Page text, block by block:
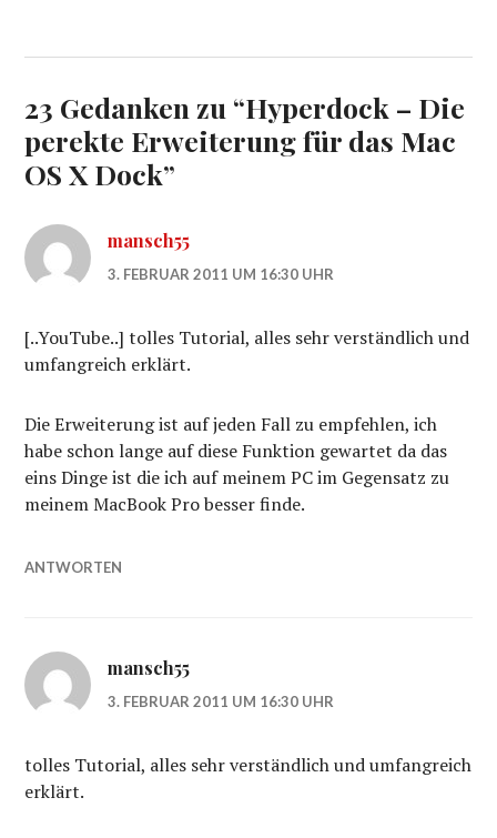
23 Gedanken zu “Hyperdock – Die
perekte Erweiterung für das Mac
OS X Dock”
mansch55
3. FEBRUAR 2011 UM 16:30 UHR
[..YouTube..] tolles Tutorial, alles sehr verständlich und
umfangreich erklärt.
Die Erweiterung ist auf jeden Fall zu empfehlen, ich
habe schon lange auf diese Funktion gewartet da das
eins Dinge ist die ich auf meinem PC im Gegensatz zu
meinem MacBook Pro besser finde.
ANTWORTEN
mansch55
3. FEBRUAR 2011 UM 16:30 UHR
tolles Tutorial, alles sehr verständlich und umfangreich
erklärt.